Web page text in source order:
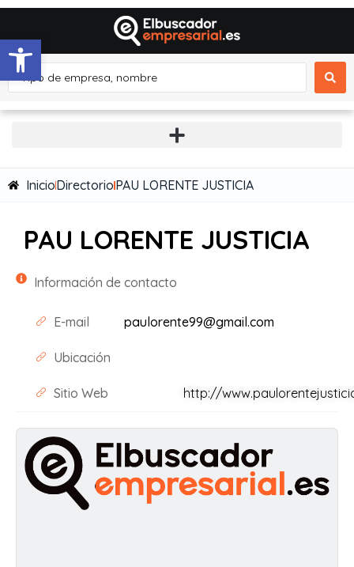
Abrir barra de herramientas
InicioDirectorioPAU LORENTE JUSTICIA
PAU LORENTE JUSTICIA
Información de contacto
E-mail paulorente99@gmail.com
Ubicación
Sitio Web http://